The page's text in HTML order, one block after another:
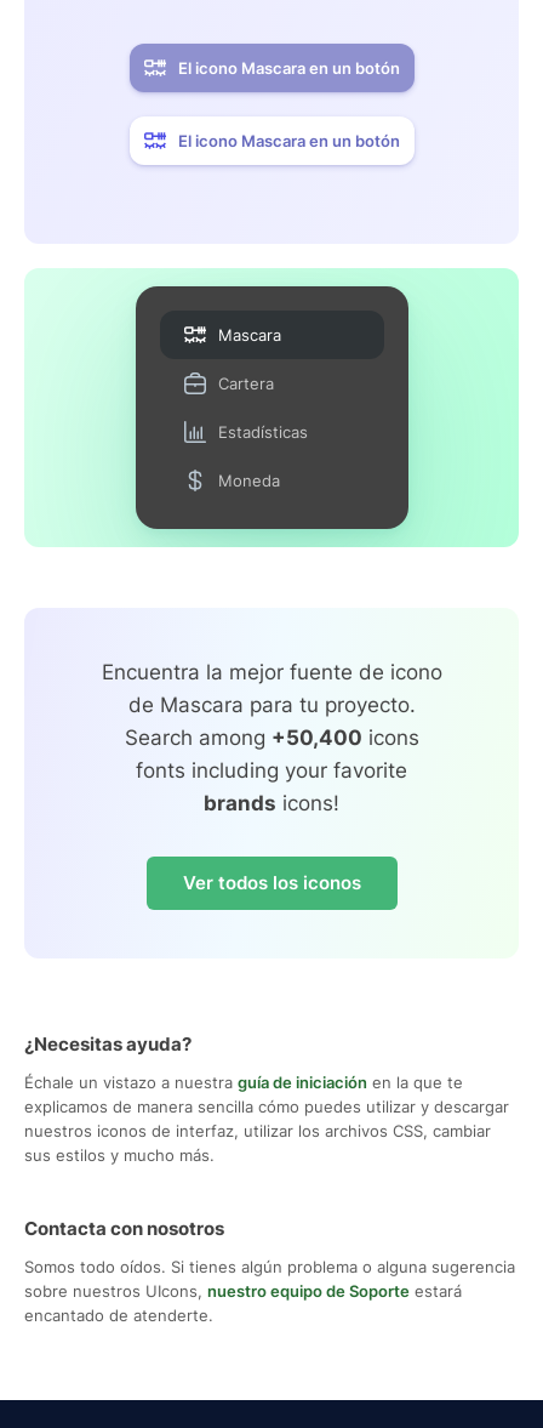
El icono Mascara en un botón
El icono Mascara en un botón
Mascara
Cartera
Estadísticas
Moneda
Encuentra la mejor fuente de icono
de Mascara para tu proyecto.
Search among +50,400 icons
fonts including your favorite
brands icons!
Ver todos los iconos
¿Necesitas ayuda?
Échale un vistazo a nuestra guía de iniciación en la que te
explicamos de manera sencilla cómo puedes utilizar y descargar
nuestros iconos de interfaz, utilizar los archivos CSS, cambiar
sus estilos y mucho más.
Contacta con nosotros
Somos todo oídos. Si tienes algún problema o alguna sugerencia
sobre nuestros UIcons, nuestro equipo de Soporte estará
encantado de atenderte.